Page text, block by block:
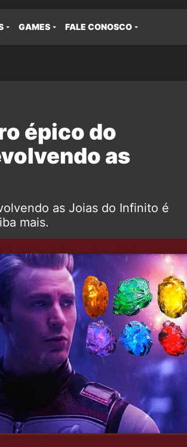
GAMES FALE CONOSCO
épico do
as
as Joias do Infinito é
mais.